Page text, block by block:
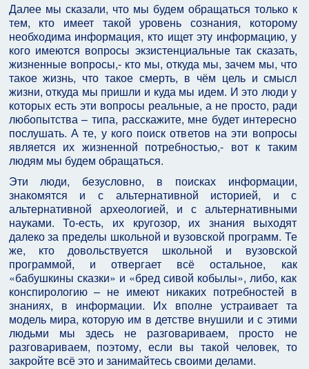
Далее мы сказали, что мы будем обращаться только к
тем, кто имеет такой уровень сознания, которому
необходима информация, кто ищет эту информацию, у
кого имеются вопросы экзистенциальные так сказать,
жизненные вопросы,- кто мы, откуда мы, зачем мы, что
такое жизнь, что такое смерть, в чём цель и смысл
жизни, откуда мы пришли и куда мы идем. И это люди у
которых есть эти вопросы реальные, а не просто, ради
любопытства – типа, расскажите, мне будет интересно
послушать. А те, у кого поиск ответов на эти вопросы
является их жизненной потребностью,- вот к таким
людям мы будем обращаться.
Эти люди, безусловно, в поисках информации,
знакомятся и с альтернативной историей, и с
альтернативной археологией, и с альтернативными
науками. То-есть, их кругозор, их знания выходят
далеко за пределы школьной и вузовской программ. Те
же, кто довольствуется школьной и вузовской
программой, и отвергает всё остальное, как
«бабушкины сказки» и «бред сивой кобылы», либо, как
конспирологию – не имеют никаких потребностей в
знаниях, в информации. Их вполне устраивает та
модель мира, которую им в детстве внушили и с этими
людьми мы здесь не разговариваем, просто не
разговариваем, поэтому, если вы такой человек, то
закройте всё это и занимайтесь своими делами.